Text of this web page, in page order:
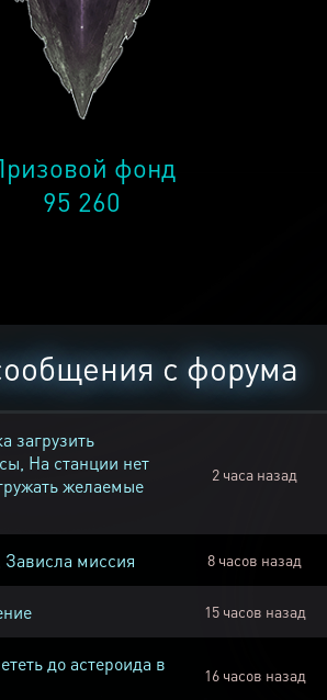
фонд
95 260
с форума
загрузить
На станции нет
желаемые
2 часа назад
миссия 8 часов назад
15 часов назад
до астероида в
16 часов назад